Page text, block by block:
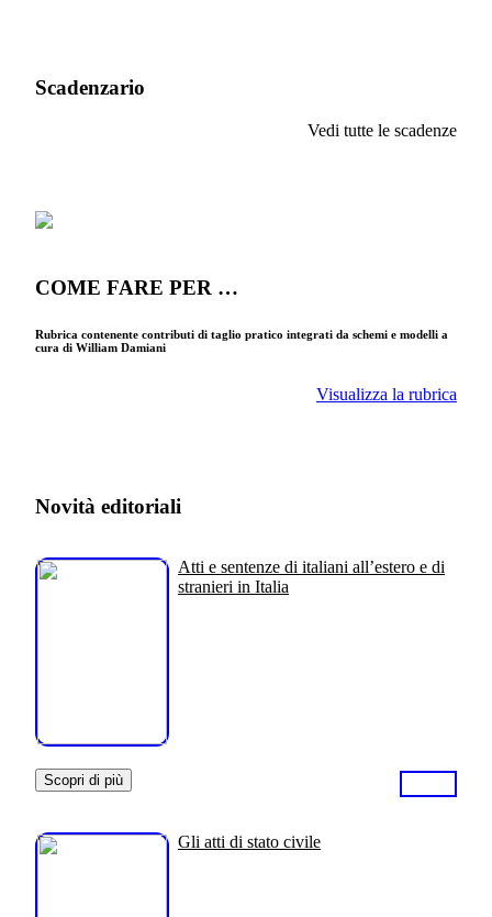
Scadenzario
Vedi tutte le scadenze
COME FARE PER …
Rubrica contenente contributi di taglio pratico integrati da schemi e modelli a
cura di William Damiani
Visualizza la rubrica
Novità editoriali
Atti e sentenze di italiani all’estero e di
stranieri in Italia
Scopri di più
Gli atti di stato civile